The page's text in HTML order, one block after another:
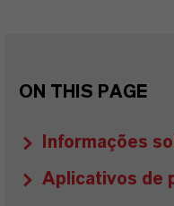
ON THIS PAGE
Informações
Aplicativos de